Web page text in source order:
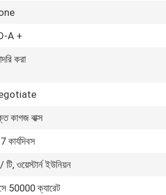
A +
করা
কাগজ বাক্স
কার্যদিবস
টি, ওয়েস্টার্ন ইউনিয়ন
50000 ক্যারেট